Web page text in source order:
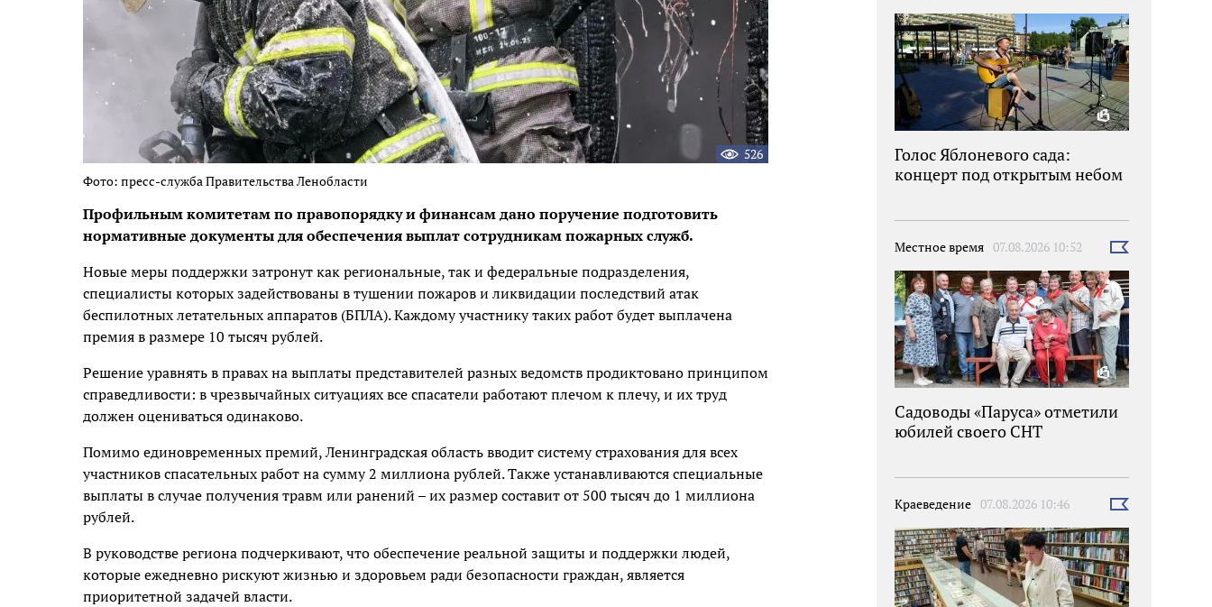
526
Фото: пресс-служба Правительства Ленобласти
Профильным комитетам по правопорядку и финансам дано поручение подготовить
нормативные документы для обеспечения выплат сотрудникам пожарных служб.
Новые меры поддержки затронут как региональные, так и федеральные подразделения,
специалисты которых задействованы в тушении пожаров и ликвидации последствий атак
беспилотных летательных аппаратов (БПЛА). Каждому участнику таких работ будет выплачена
премия в размере 10 тысяч рублей.
Решение уравнять в правах на выплаты представителей разных ведомств продиктовано принципом
справедливости: в чрезвычайных ситуациях все спасатели работают плечом к плечу, и их труд
должен оцениваться одинаково.
Помимо единовременных премий, Ленинградская область вводит систему страхования для всех
участников спасательных работ на сумму 2 миллиона рублей. Также устанавливаются специальные
выплаты в случае получения травм или ранений – их размер составит от 500 тысяч до 1 миллиона
рублей.
В руководстве региона подчеркивают, что обеспечение реальной защиты и поддержки людей,
которые ежедневно рискуют жизнью и здоровьем ради безопасности граждан, является
приоритетной задачей власти.
Голос Яблоневого сада:
концерт под открытым небом
Местное время 07.08.2026 10:52
Выбрать
Садоводы «Паруса» отметили
юбилей своего СНТ
Краеведение 07.08.2026 10:46
Выбрать